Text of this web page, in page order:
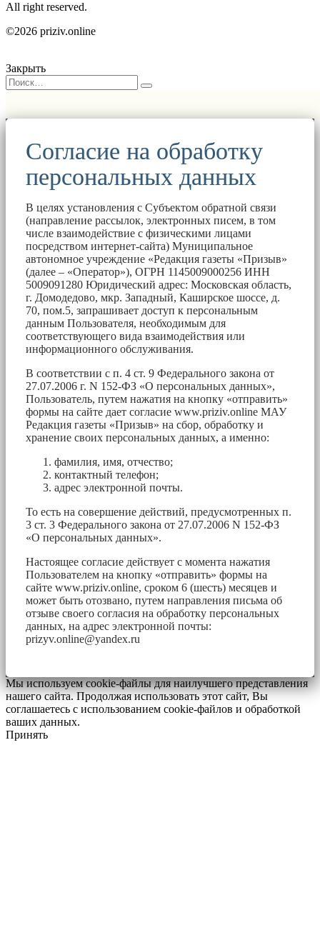
All right reserved.
©2026 priziv.online
Закрыть
Согласие на обработку
персональных данных
В целях установления с Субъектом обратной связи
(направление рассылок, электронных писем, в том
числе взаимодействие с физическими лицами
посредством интернет-сайта) Муниципальное
автономное учреждение «Редакция газеты «Призыв»
(далее – «Оператор»), ОГРН 1145009000256 ИНН
5009091280 Юридический адрес: Московская область,
г. Домодедово, мкр. Западный, Каширское шоссе, д.
70, пом.5, запрашивает доступ к персональным
данным Пользователя, необходимым для
соответствующего вида взаимодействия или
информационного обслуживания.
В соответствии с п. 4 ст. 9 Федерального закона от
27.07.2006 г. N 152-ФЗ «О персональных данных»,
Пользователь, путем нажатия на кнопку «отправить»
формы на сайте дает согласие www.priziv.online МАУ
Редакция газеты «Призыв» на сбор, обработку и
хранение своих персональных данных, а именно:
фамилия, имя, отчество;
контактный телефон;
адрес электронной почты.
То есть на совершение действий, предусмотренных п.
3 ст. 3 Федерального закона от 27.07.2006 N 152-ФЗ
«О персональных данных».
Настоящее согласие действует с момента нажатия
Пользователем на кнопку «отправить» формы на
сайте www.priziv.online, сроком 6 (шесть) месяцев и
может быть отозвано, путем направления письма об
отзыве своего согласия на обработку персональных
данных, на адрес электронной почты:
prizyv.online@yandex.ru
Мы используем cookie-файлы для наилучшего представления
нашего сайта. Продолжая использовать этот сайт, Вы
соглашаетесь с использованием cookie-файлов и обработкой
ваших данных.
Принять